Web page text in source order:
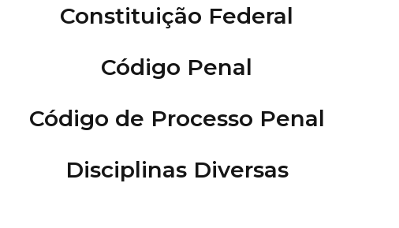
Constituição Federal
Código Penal
Código de Processo Penal
Disciplinas Diversas